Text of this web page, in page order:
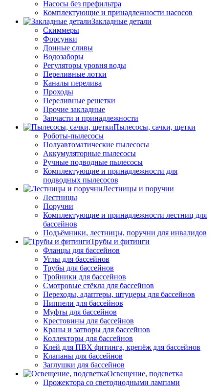
Насосы без префильтра
Комплектующие и принадлежности насосов
Закладные детали
Скиммеры
Форсунки
Донные сливы
Водозаборы
Регуляторы уровня воды
Переливные лотки
Каналы перелива
Проходы
Переливные решетки
Прочие закладные
Запчасти и принадлежности
Пылесосы, сачки, щетки
Роботы-пылесосы
Полуавтоматические пылесосы
Аккумуляторные пылесосы
Ручные подводные пылесосы
Комплектующие и принадлежности для
подводных пылесосов
Лестницы и поручни
Лестницы
Поручни
Комплектующие и принадлежности лестниц для
бассейнов
Подъёмники, лестницы, поручни для инвалидов
Трубы и фитинги
Фланцы для бассейнов
Углы для бассейнов
Трубы для бассейнов
Тройники для бассейнов
Смотровые стёкла для бассейнов
Переходы, адаптеры, штуцеры для бассейнов
Ниппели для бассейнов
Муфты для бассейнов
Крестовины для бассейнов
Краны и затворы для бассейнов
Коллекторы для бассейнов
Клей для ПВХ фитинга, крепёж для бассейнов
Клапаны для бассейнов
Заглушки для бассейнов
Освещение, подсветка
Прожектора со светодиодными лампами